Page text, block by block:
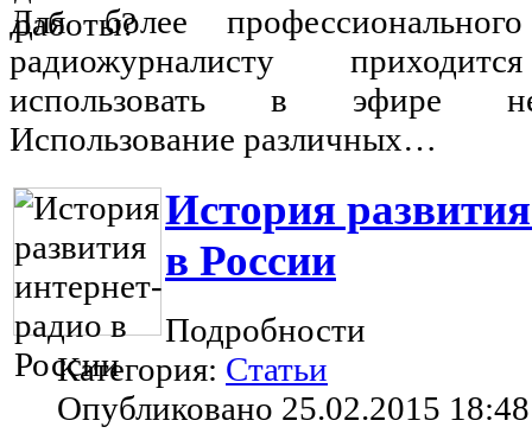
Для более
радиожурналисту
использовать в эфире
Использование различных…
История
в России
Подробности
Категория: Статьи
Опубликовано 25.02.2015 18:48